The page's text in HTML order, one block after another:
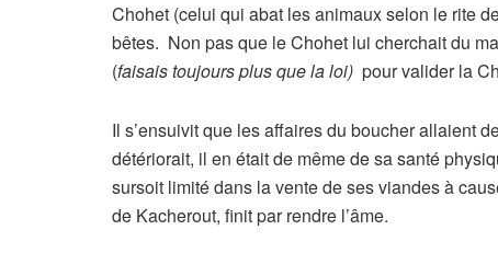
Chohet (celui qui abat les animaux selon le rite
bêtes. Non pas que le Chohet lui cherchait du
(faisais toujours plus que la loi) pour valider la
Il s’ensuivit que les affaires du boucher allaient
détériorait, il en était de même de sa santé
sursoit limité dans la vente de ses viandes à
de Kacherout, finit par rendre l’âme.